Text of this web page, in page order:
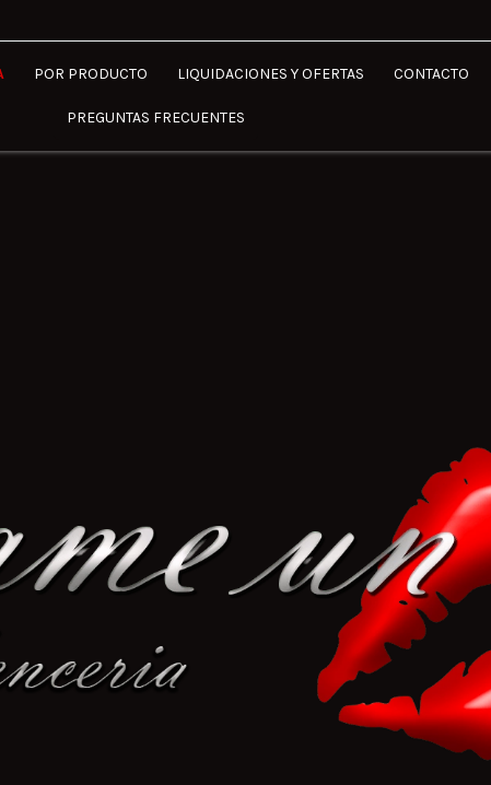
POR PRODUCTO LIQUIDACIONES Y OFERTAS CONTACTO
PREGUNTAS FRECUENTES